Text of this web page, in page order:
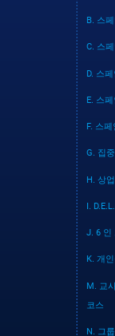
B. 스
C. 스
D. 스
E. 스
F. 스
G. 집
H. 상
I.
J. 6 인
K. 개
M. 교
코스
N. 그